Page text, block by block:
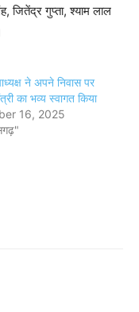
जितेंद्र गुप्ता, श्याम लाल
ने अपने निवास पर
का भव्य स्वागत किया
16, 2025